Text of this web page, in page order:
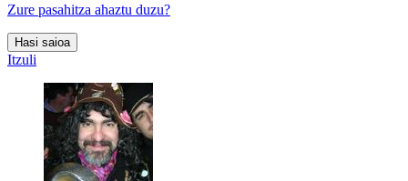
Zure pasahitza ahaztu duzu?
Hasi saioa
Itzuli